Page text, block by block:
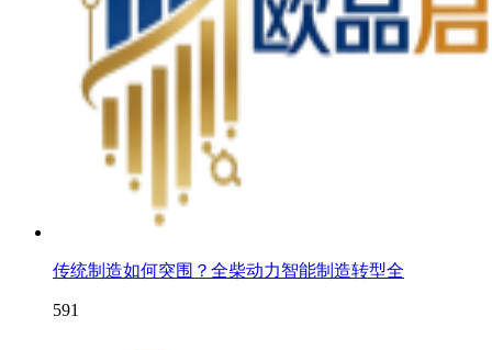
传统制造如何突围？全柴动力智能制造转型全
591